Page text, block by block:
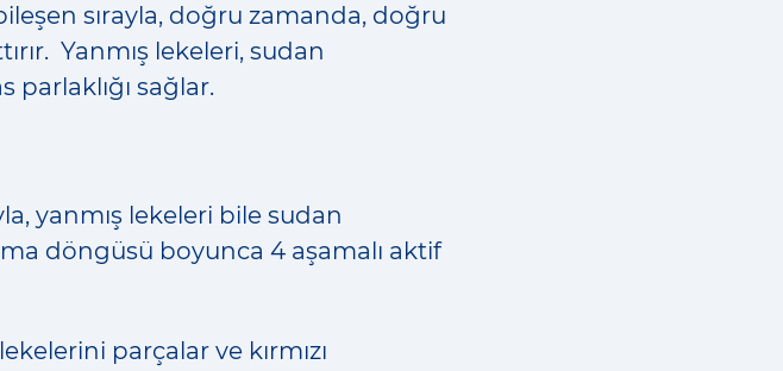
sırayla, doğru zamanda, doğru
Yanmış lekeleri, sudan
parlaklığı sağlar.
yanmış lekeleri bile sudan
döngüsü boyunca 4 aşamalı aktif
parçalar ve kırmızı